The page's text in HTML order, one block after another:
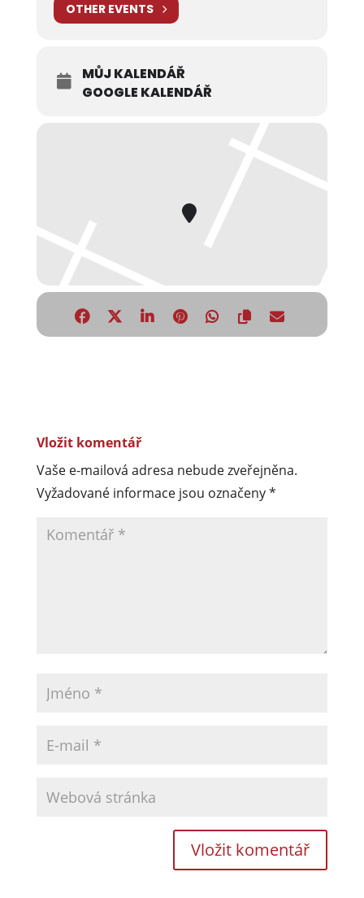
OTHER EVENTS
MŮJ KALENDÁŘ
GOOGLE KALENDÁŘ
Vložit komentář
Vaše e-mailová adresa nebude zveřejněna.
Vyžadované informace jsou označeny*